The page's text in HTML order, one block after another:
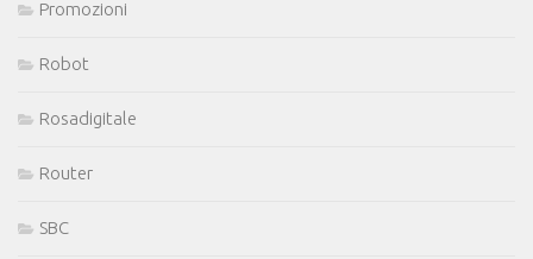
Promozioni
Robot
Rosadigitale
Router
SBC